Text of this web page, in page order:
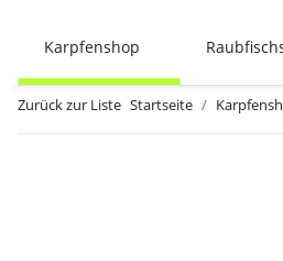
Karpfenshop
Zurück zur Liste Startseite